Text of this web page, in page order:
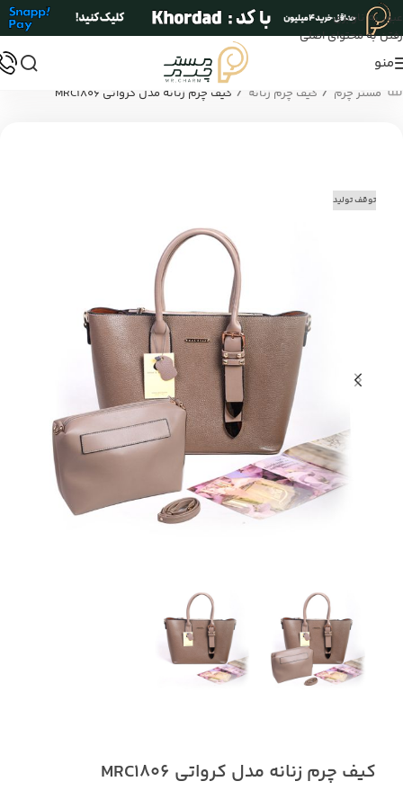
عبور به ناوبری
رفتن به محتوای اصلی
منو
مستر چرم / کیف چرم زنانه / کیف چرم زنانه مدل کرواتی MRC1806
توقف تولید
کیف چرم زنانه مدل کرواتی MRC1806